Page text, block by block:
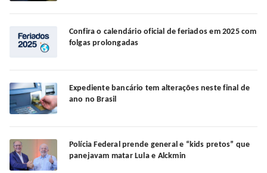
Confira o calendário oficial de feriados em 2025 com
folgas prolongadas
Expediente bancário tem alterações neste final de
ano no Brasil
Polícia Federal prende general e “kids pretos” que
panejavam matar Lula e Alckmin